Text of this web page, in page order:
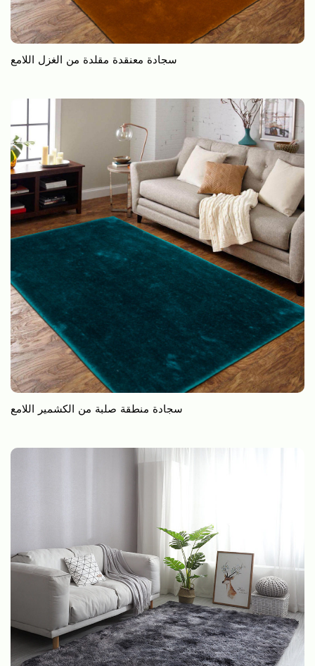
سجادة معنقدة مقلدة من الغزل اللامع
سجادة منطقة صلبة من الكشمير اللامع